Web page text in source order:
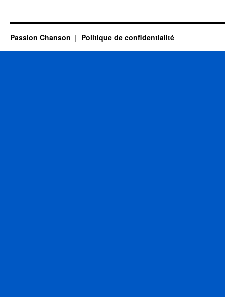
Passion Chanson Politique de confidentialité